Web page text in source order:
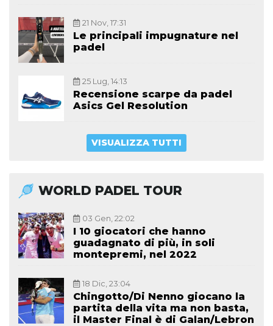
21 Nov, 17:31
Le principali impugnature nel
padel
25 Lug, 14:13
Recensione scarpe da padel
Asics Gel Resolution
VISUALIZZA TUTTI
WORLD PADEL TOUR
03 Gen, 22:02
I 10 giocatori che hanno
guadagnato di più, in soli
montepremi, nel 2022
18 Dic, 23:04
Chingotto/Di Nenno giocano la
partita della vita ma non basta,
il Master Final è di Galan/Lebron